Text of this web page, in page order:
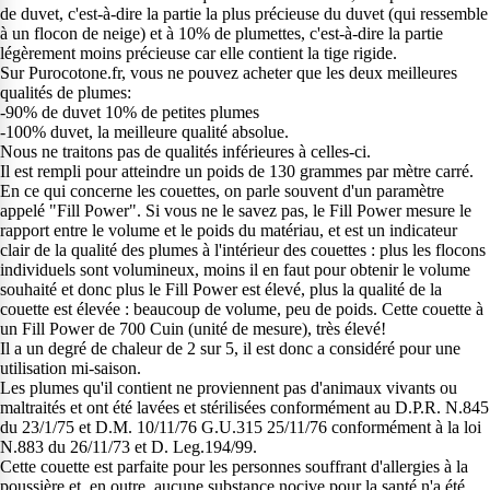
de duvet, c'est-à-dire la partie la plus précieuse du duvet (qui ressemble
à un flocon de neige) et à 10% de plumettes, c'est-à-dire la partie
légèrement moins précieuse car elle contient la tige rigide.
Sur Purocotone.fr, vous ne pouvez acheter que les deux meilleures
qualités de plumes:
-90% de duvet 10% de petites plumes
-100% duvet, la meilleure qualité absolue.
Nous ne traitons pas de qualités inférieures à celles-ci.
Il est rempli pour atteindre un poids de 130 grammes par mètre carré.
En ce qui concerne les couettes, on parle souvent d'un paramètre
appelé "Fill Power". Si vous ne le savez pas, le Fill Power mesure le
rapport entre le volume et le poids du matériau, et est un indicateur
clair de la qualité des plumes à l'intérieur des couettes : plus les flocons
individuels sont volumineux, moins il en faut pour obtenir le volume
souhaité et donc plus le Fill Power est élevé, plus la qualité de la
couette est élevée : beaucoup de volume, peu de poids. Cette couette à
un Fill Power de 700 Cuin (unité de mesure), très élevé!
Il a un degré de chaleur de 2 sur 5, il est donc a considéré pour une
utilisation mi-saison.
Les plumes qu'il contient ne proviennent pas d'animaux vivants ou
maltraités et ont été lavées et stérilisées conformément au D.P.R. N.845
du 23/1/75 et D.M. 10/11/76 G.U.315 25/11/76 conformément à la loi
N.883 du 26/11/73 et D. Leg.194/99.
Cette couette est parfaite pour les personnes souffrant d'allergies à la
poussière et, en outre, aucune substance nocive pour la santé n'a été